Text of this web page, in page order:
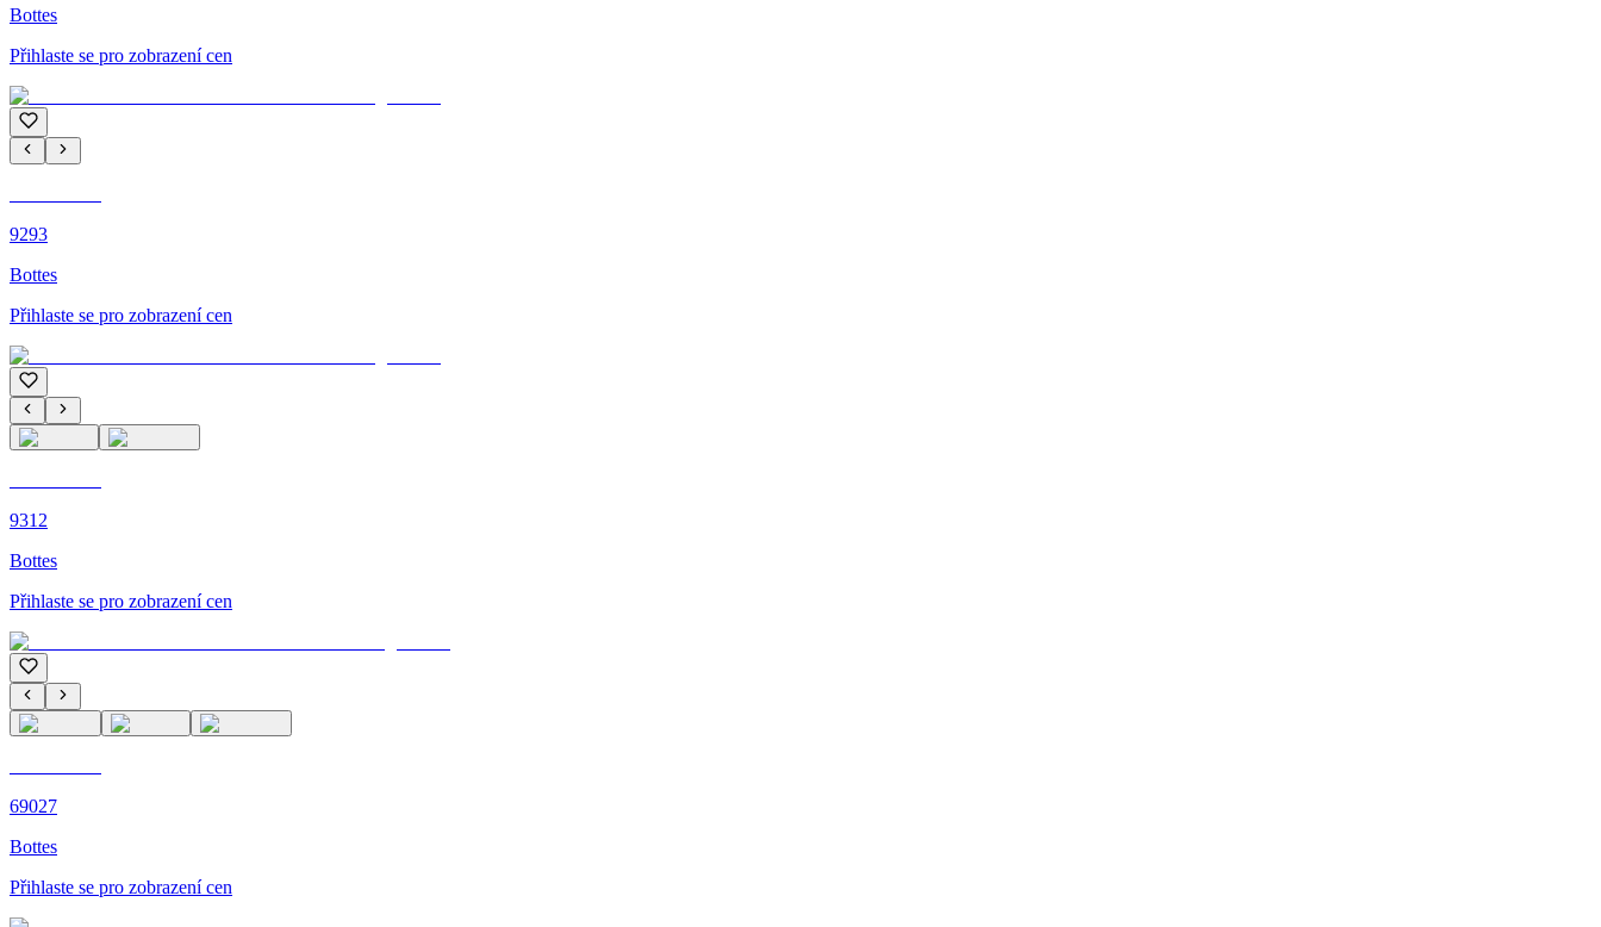
Bottes
Přihlaste se pro zobrazení cen
9293
Bottes
Přihlaste se pro zobrazení cen
9312
Bottes
Přihlaste se pro zobrazení cen
69027
Bottes
Přihlaste se pro zobrazení cen